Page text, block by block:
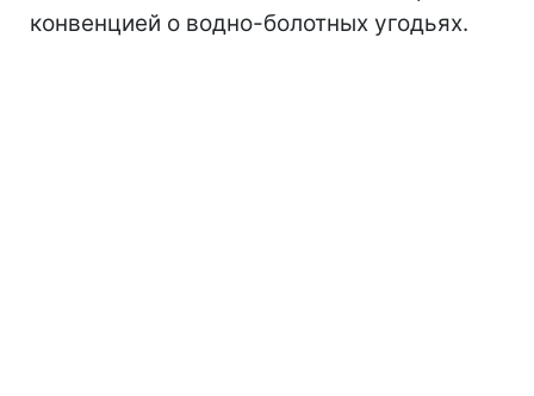
конвенцией о водно-болотных угодьях.